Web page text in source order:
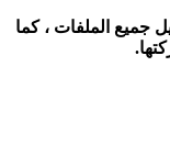
جميع الملفات ، كما